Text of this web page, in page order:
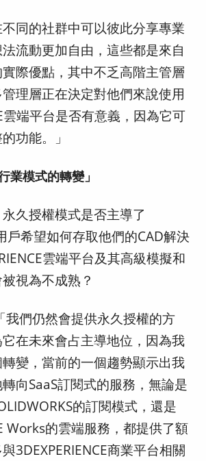
同的社群中可以彼此分享專業
流動更加自由，這些都是來自
際優點，其中不乏高階主管層
理層正在決定對他們來說使用
雲端平台是否有意義，因為它可
功能。」
業模式的轉變」
久授權模式是否主導了
戶希望如何存取他們的CAD解決
雲端平台及其高級模擬和
視為不成熟？
我們仍然會提供永久授權的方
在未來會占主導地位，因為我
變，當前的一個趨勢顯示出我
向SaaS訂閱式的服務，無論是
的訂閱模式，還是
Works的雲端服務，都提供了額
3DEXPERIENCE商業平台相關